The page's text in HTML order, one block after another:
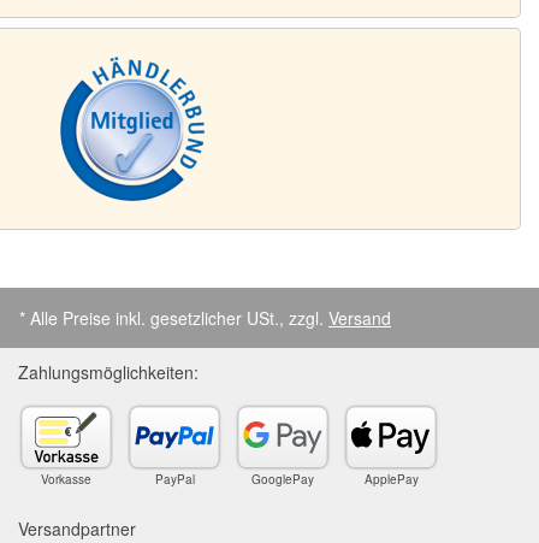
* Alle Preise inkl. gesetzlicher USt., zzgl. Versand
Zahlungsmöglichkeiten:
Vorkasse PayPal GooglePay ApplePay
Versandpartner